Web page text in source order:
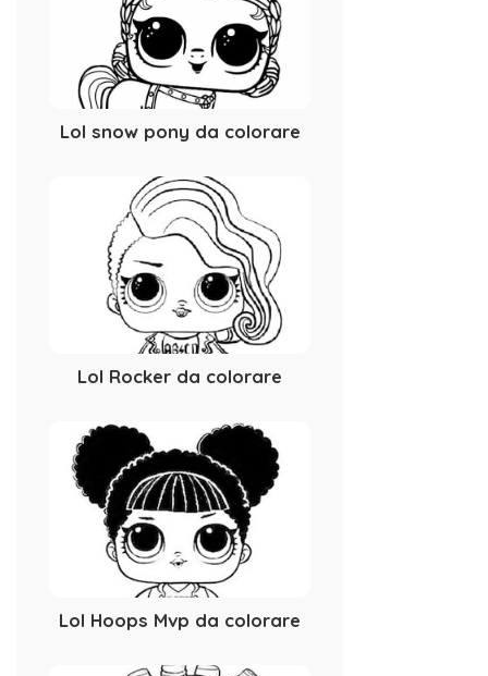
Lol snow pony da colorare
Lol Rocker da colorare
Lol Hoops Mvp da colorare